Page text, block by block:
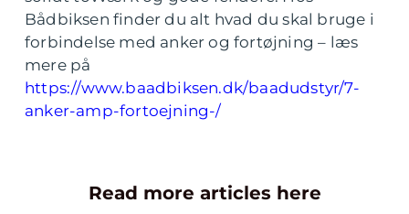
Bådbiksen finder du alt hvad du skal bruge i
forbindelse med anker og fortøjning – læs
mere på
https://www.baadbiksen.dk/baadudstyr/7-
anker-amp-fortoejning-/
Read more articles here